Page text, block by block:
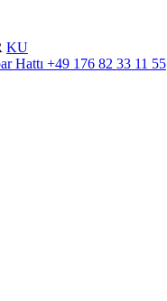
KU
Hattı +49 176 82 33 11 55